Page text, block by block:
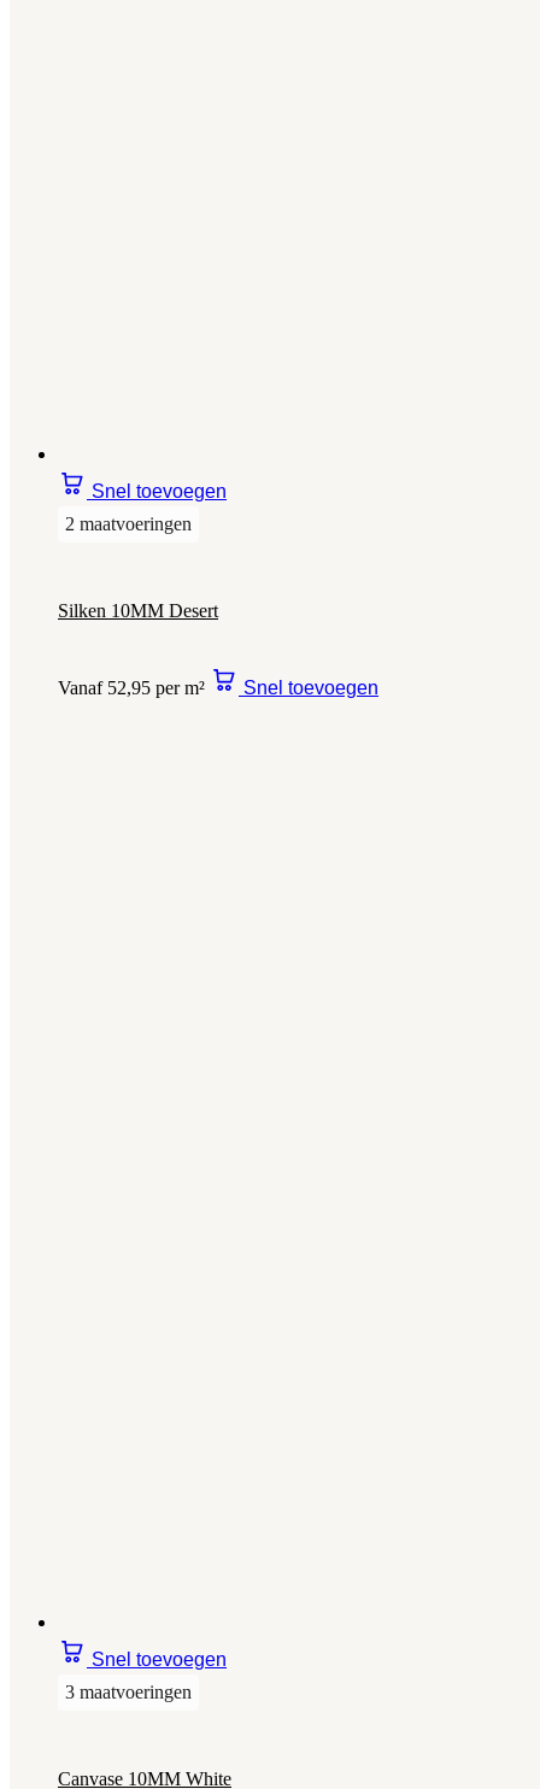
Snel toevoegen
2 maatvoeringen
Silken 10MM Desert
Vanaf 52,95 per m² Snel toevoegen
Snel toevoegen
3 maatvoeringen
Canvase 10MM White